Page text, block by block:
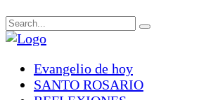
Evangelio de hoy
SANTO ROSARIO